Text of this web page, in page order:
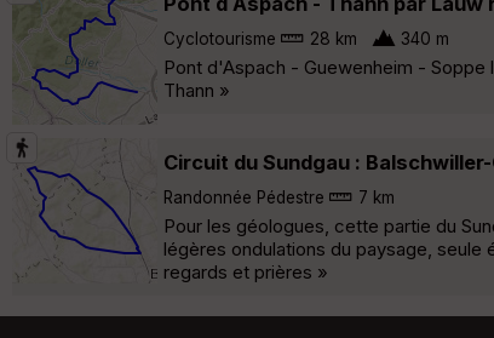
Cyclotourisme 28 km 340 m
Pont d'Aspach - Guewenheim -
Thann »
Circuit du Sundgau :
Randonnée Pédestre 7 km
Pour les géologues, cette partie du
légères ondulations du paysage, seule
regards et prières »